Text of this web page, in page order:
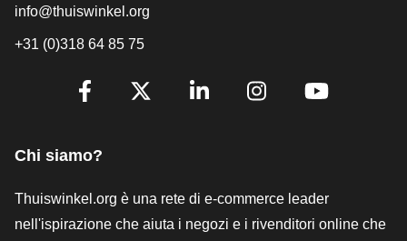
info@thuiswinkel.org
+31 (0)318 64 85 75
[_General:SocialMediaTitle]
Chi siamo?
Thuiswinkel.org è una rete di e-commerce leader
nell'ispirazione che aiuta i negozi e i rivenditori online che